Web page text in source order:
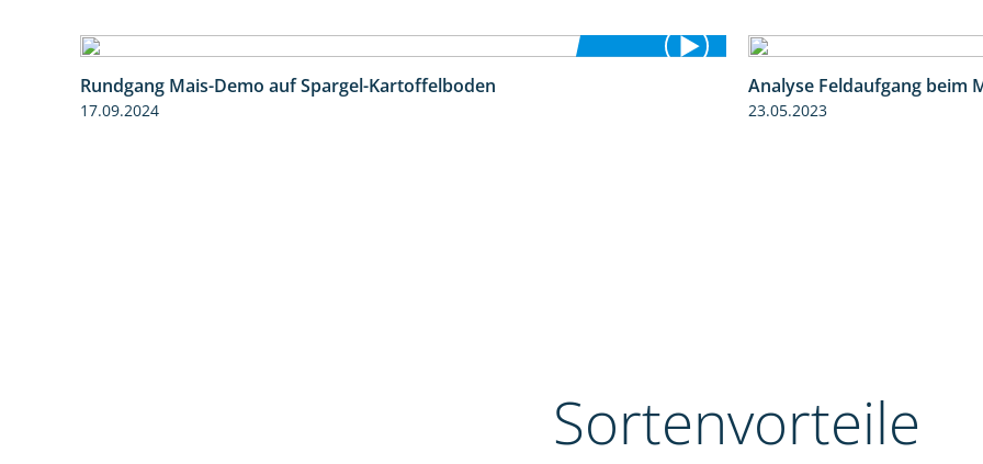
Rundgang Mais-Demo auf Spargel-Kartoffelboden
17.09.2024
Analyse Feldaufgang beim
23.05.2023
Sortenvorteile